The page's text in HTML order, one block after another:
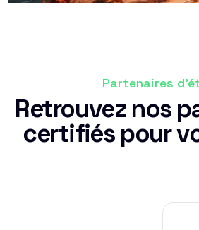
Partenaires
Retrouvez nos
certifiés pour